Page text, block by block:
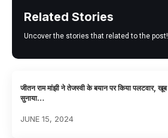
Related Stories
Uncover the stories that related to the post!
जीतन राम मांझी ने तेजस्वी के बयान पर किया पलटवार, खूब
सुनाया…
JUNE 15, 2024